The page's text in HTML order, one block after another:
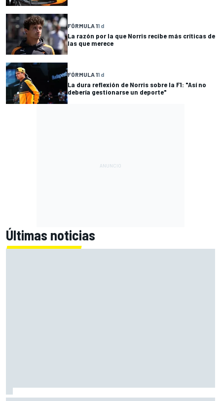
FÓRMULA 11 d
La razón por la que Norris recibe más críticas de
las que merece
FÓRMULA 11 d
La dura reflexión de Norris sobre la F1: "Así no
debería gestionarse un deporte"
Últimas noticias